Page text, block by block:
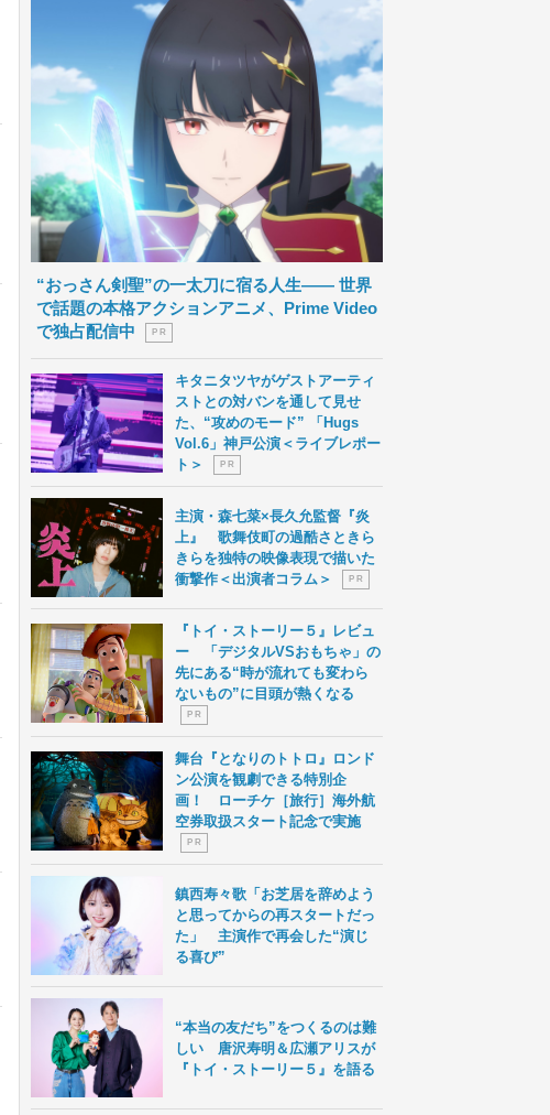
“おっさん剣聖”の一太刀に宿る人生―― 世界
で話題の本格アクションアニメ、Prime Video
で独占配信中
P R
キタニタツヤがゲストアーティ
ストとの対バンを通して見せ
た、“攻めのモード” 「Hugs
Vol.6」神戸公演＜ライブレポー
ト＞
P R
主演・森七菜×長久允監督『炎
上』 歌舞伎町の過酷さときら
きらを独特の映像表現で描いた
衝撃作＜出演者コラム＞
P R
『トイ・ストーリー５』レビュ
ー 「デジタルVSおもちゃ」の
先にある“時が流れても変わら
ないもの”に目頭が熱くなる
P R
舞台『となりのトトロ』ロンド
ン公演を観劇できる特別企
画！ ローチケ［旅行］海外航
空券取扱スタート記念で実施
P R
鎮西寿々歌「お芝居を辞めよう
と思ってからの再スタートだっ
た」 主演作で再会した“演じ
る喜び”
“本当の友だち”をつくるのは難
しい 唐沢寿明＆広瀬アリスが
『トイ・ストーリー５』を語る